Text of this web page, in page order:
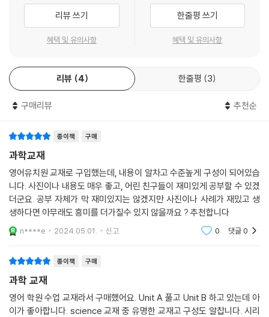
리뷰 쓰기
혜택 및 유의사항
한줄평 쓰기
혜택 및 유의사항
리뷰 4 한줄평 3
구매리뷰 추천순
종이책 구매
과학교재
영어유치원 교재로 구입했는데, 내용이 알차고 수준높게 구성이 되어있습
니다. 사진이나 내용도 매우 좋고, 어린 친구들이 재미있게 공부할 수 있겠
더군요. 공부 자체가 막 재미있지는 않겠지만 사진이나 사례가 재밌고 생
생하다면 아무래도 흥미를 더가질수 있지 않을까요 ? 추천합니다
n****e 2024.05.01. 신고 0 댓글0
종이책 구매
과학 교재
영어 학원 수업 교재라서 구매했어요. Unit A 풀고 Unit B 하고 있는데 아
이가 좋아합니다. science 교재 중 유명한 교재고 구성도 알찹니다. 시리